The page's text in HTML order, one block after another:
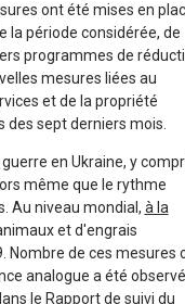
ont été mises en
la période considérée, de
programmes de
mesures liées au
et de la propriété
sept derniers mois.
en Ukraine, y
même que le rythme
Au niveau mondial, à la
et d'engrais
Nombre de ces mesures
analogue a été
le Rapport de suivi du